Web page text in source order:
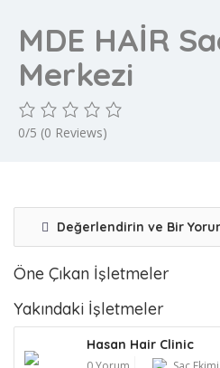
MDE HAİR
Merkezi
0/5 (0 Reviews)
Değerlendirin ve Bir
Öne Çıkan İşletmeler
Yakındaki İşletmeler
Hasan Hair Clinic